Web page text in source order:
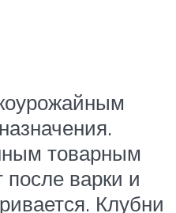
товарным
варки и
Клубни